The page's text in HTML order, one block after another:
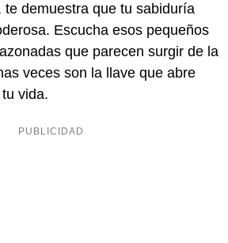
te demuestra que tu sabiduría
Escucha esos pequeños
que parecen surgir de la
veces son la llave que abre
vida.